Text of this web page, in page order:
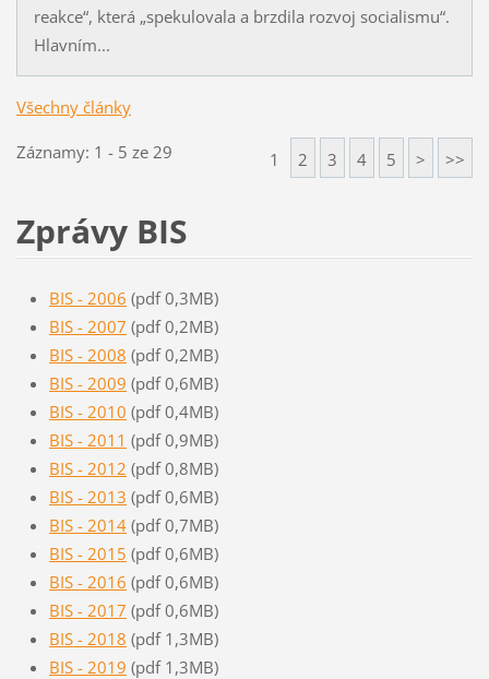
reakce“, která „spekulovala a brzdila rozvoj socialismu“.
Hlavním...
Všechny články
Záznamy: 1 - 5 ze 29 1 2 3 4 5 > >>
Zprávy BIS
BIS - 2006 (pdf 0,3MB)
BIS - 2007 (pdf 0,2MB)
BIS - 2008 (pdf 0,2MB)
BIS - 2009 (pdf 0,6MB)
BIS - 2010 (pdf 0,4MB)
BIS - 2011 (pdf 0,9MB)
BIS - 2012 (pdf 0,8MB)
BIS - 2013 (pdf 0,6MB)
BIS - 2014(pdf 0,7MB)
BIS - 2015 (pdf 0,6MB)
BIS - 2016 (pdf 0,6MB)
BIS - 2017 (pdf 0,6MB)
BIS - 2018 (pdf 1,3MB)
BIS - 2019 (pdf 1,3MB)